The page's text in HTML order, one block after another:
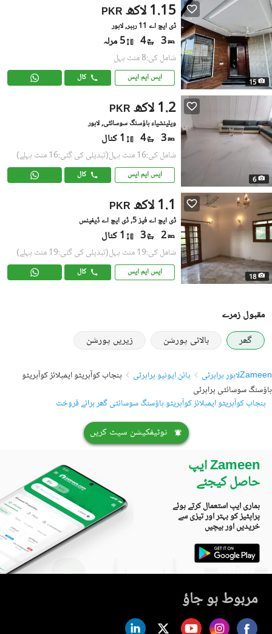
15
PKR 1.15 لاکھ
ڈی ایچ اے 11 رہبر, لاہور
3
4 5 مرلہ
شامل کی:8 منٹ پہل
ایس ایم ایس کال
6
PKR 1.2 لاکھ
ویلینشیاء ہاؤسنگ سوسائٹی, لاہور
3
4 1 کنال
شامل کی:16 منٹ پہل (تبدیلی کی گئی:16 منٹ پہلے)
ایس ایم ایس کال
18
PKR 1.1 لاکھ
ڈی ایچ اے فیز 5, ڈی ایچ اے ڈیفینس
2
3 1 کنال
شامل کی:19 منٹ پہل (تبدیلی کی گئی:19 منٹ پہلے)
ایس ایم ایس کال
مقبول زمرے
گھر
بالائی پورشن زیریں پورشن
Zameenلاہور پراپرٹی پائن ایونیو پراپرٹی
پنجاب کوآپریٹو ایمپلائز کوآپریٹو
ہاؤسنگ سوسائٹی پراپرٹی
پنجاب کوآپریٹو ایمپلائز کوآپریٹو ہاؤسنگ سوسائٹی گھر برائے فروخت
نوٹیفکیشن سیٹ کریں
Zameen ایپ
حاصل کیجئے
ہماری ایپ استعمال کرتے ہوئے
پراپٹیز کو بہتر اور تیزی سے
خریدیں اور بیچیں
مربوط ہو جاؤ